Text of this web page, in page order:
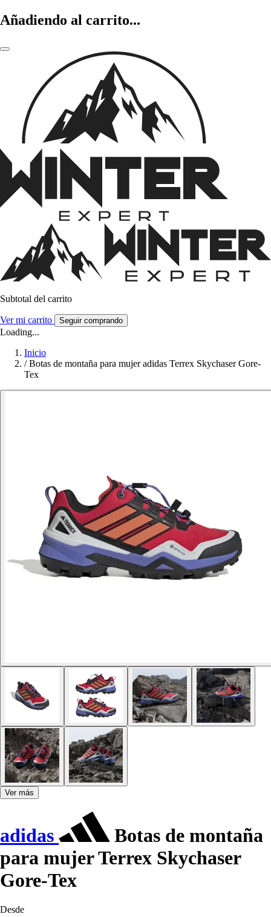
Añadiendo al carrito...
Subtotal del carrito
Ver mi carrito Seguir comprando
Loading...
Inicio
/ Botas de montaña para mujer adidas Terrex Skychaser Gore-
Tex
Ver más
adidas
Botas de montaña
para mujer Terrex Skychaser
Gore-Tex
Desde